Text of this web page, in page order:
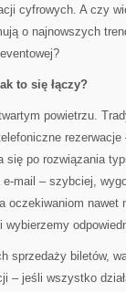
cyfrowych. A czy
o najnowszych
to się łączy?
powietrzu.
się po rozwiązania
mail – szybciej,
nawet
sprzedaży biletów,
– jeśli wszystko